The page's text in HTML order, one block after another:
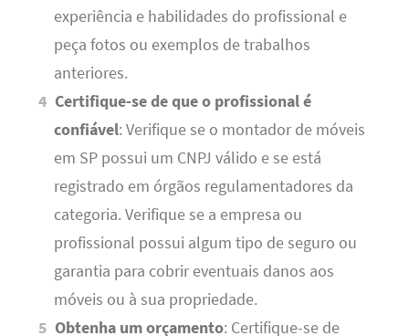
experiência e habilidades do profissional e
peça fotos ou exemplos de trabalhos
anteriores.
Certifique-se de que o profissional é
confiável: Verifique se o montador de móveis
em SP possui um CNPJ válido e se está
registrado em órgãos regulamentadores da
categoria. Verifique se a empresa ou
profissional possui algum tipo de seguro ou
garantia para cobrir eventuais danos aos
móveis ou à sua propriedade.
Obtenha um orçamento: Certifique-se de